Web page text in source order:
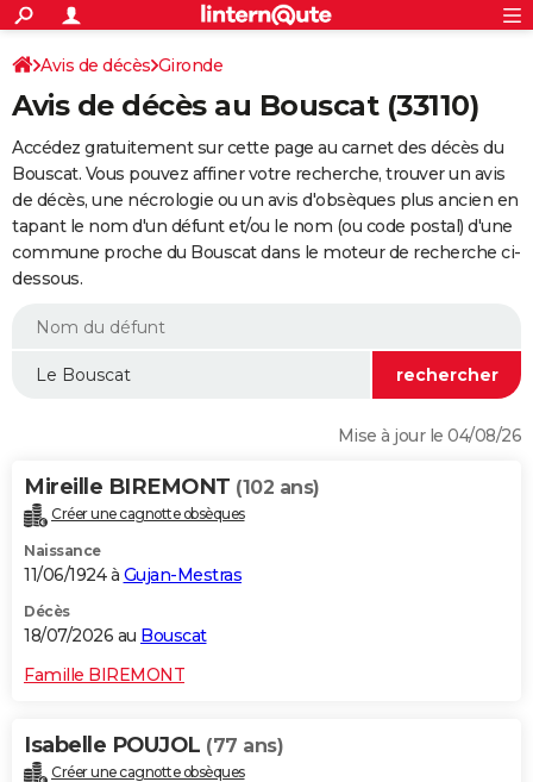
ACTUALITÉS
Politique
Société
Faits Divers
Education
Monde
Villes
+
SPORT
Coupe du monde 2026
Football
Tennis
Cyclisme
Rugby
Forum
Programme TV
TNT
Streaming
Cinéma
Sorties cinéma
Musique
+
FINANCE
Retraite
Epargne
Immobilier
Risques naturels par ville
Assurance
AUTO
Essais
Réserver un essai
Citadines
Berlines
SUV
Forum auto
+
HIGH-TECH
BRICOLAGE
WEEK-END
Alimentation
Guide de la santé
Maladies
Médicaments
Sommeil
VOYAGE
Destinations
City break
Voyage nature
Voyage de noces
Forum
Climat
+PHOTO
GUIDES D'ACHAT
Carte de Noël
Carte Bonne année
Carte Saint-Valentin
Carte Pâques
Carte d'anniversaire
DICTIONNAIRE
Avis de décès Gironde
Avis de décès au Bouscat (33110)
Accédez gratuitement sur cette page au carnet des décès du
Bouscat. Vous pouvez affiner votre recherche, trouver un avis
de décès, une nécrologie ou un avis d'obsèques plus ancien en
tapant le nom d'un défunt et/ou le nom (ou code postal) d'une
commune proche du Bouscat dans le moteur de recherche ci-
dessous.
Mise à jour le 04/08/26
Mireille BIREMONT (102 ans)
Créer une cagnotte obsèques
Naissance
11/06/1924 à Gujan-Mestras
Décès
18/07/2026 au Bouscat
Famille BIREMONT
Isabelle POUJOL (77 ans)
Créer une cagnotte obsèques